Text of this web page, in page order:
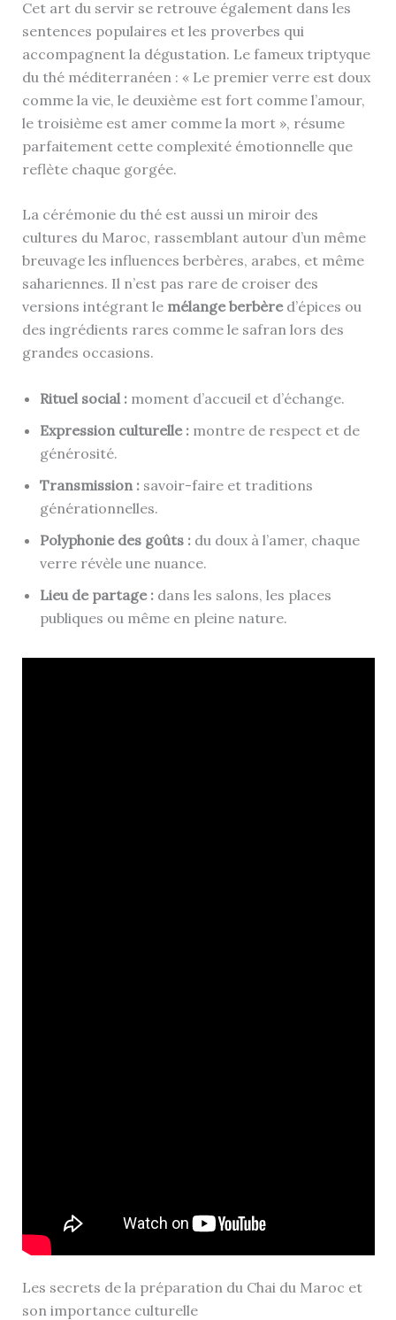
Cet art du servir se retrouve également dans les
sentences populaires et les proverbes qui
accompagnent la dégustation. Le fameux triptyque
du thé méditerranéen : « Le premier verre est doux
comme la vie, le deuxième est fort comme l’amour,
le troisième est amer comme la mort », résume
parfaitement cette complexité émotionnelle que
reflète chaque gorgée.
La cérémonie du thé est aussi un miroir des
cultures du Maroc, rassemblant autour d’un même
breuvage les influences berbères, arabes, et même
sahariennes. Il n’est pas rare de croiser des
versions intégrant le mélange berbèred’épices ou
des ingrédients rares comme le safran lors des
grandes occasions.
Rituel social :moment d’accueil et d’échange.
Expression culturelle :montre de respect et de
générosité.
Transmission :savoir-faire et traditions
générationnelles.
Polyphonie des goûts :du doux à l’amer, chaque
verre révèle une nuance.
Lieu de partage :dans les salons, les places
publiques ou même en pleine nature.
Les secrets de la préparation du Chai du Maroc et
son importance culturelle